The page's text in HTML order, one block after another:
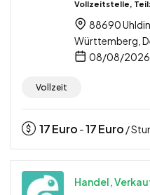
Vollzeitstelle,
88690
Württemberg,
08/08/2026
Vollzeit
17Euro -17Euro /
Handel,